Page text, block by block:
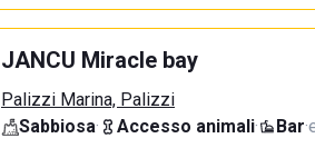
JANCU Miracle bay
Palizzi Marina, Palizzi
Sabbiosa· Accesso animali· Bar·